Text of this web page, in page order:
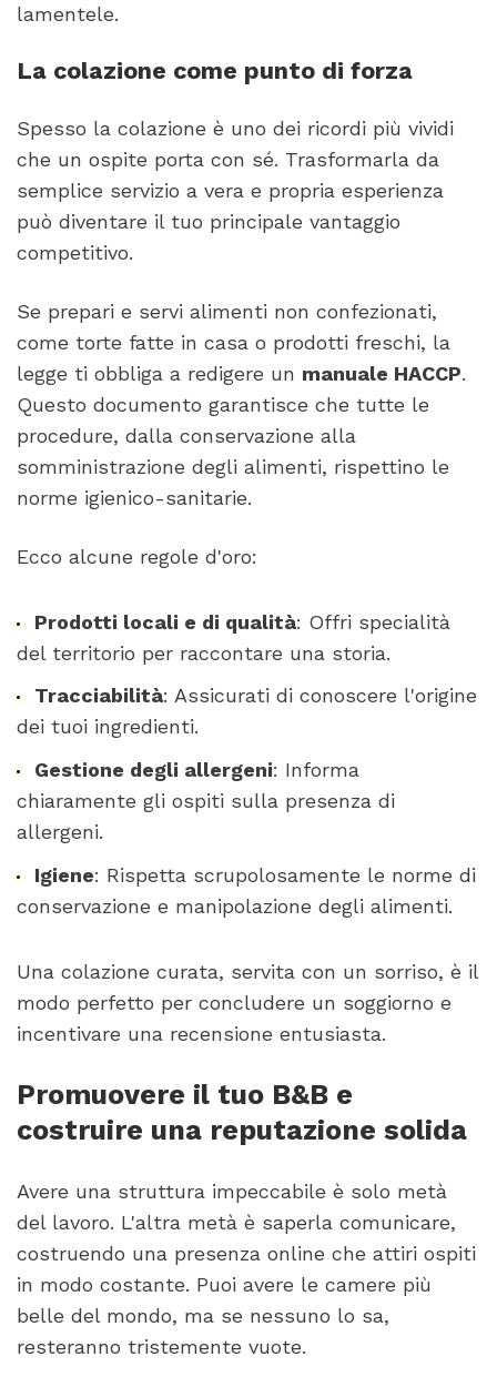
lamentele.
La colazione come punto di forza
Spesso la colazione è uno dei ricordi più vividi
che un ospite porta con sé. Trasformarla da
semplice servizio a vera e propria esperienza
può diventare il tuo principale vantaggio
competitivo.
Se prepari e servi alimenti non confezionati,
come torte fatte in casa o prodotti freschi, la
legge ti obbliga a redigere un manuale HACCP.
Questo documento garantisce che tutte le
procedure, dalla conservazione alla
somministrazione degli alimenti, rispettino le
norme igienico-sanitarie.
Ecco alcune regole d'oro:
Prodotti locali e di qualità: Offri specialità
del territorio per raccontare una storia.
Tracciabilità: Assicurati di conoscere l'origine
dei tuoi ingredienti.
Gestione degli allergeni: Informa
chiaramente gli ospiti sulla presenza di
allergeni.
Igiene: Rispetta scrupolosamente le norme di
conservazione e manipolazione degli alimenti.
Una colazione curata, servita con un sorriso, è il
modo perfetto per concludere un soggiorno e
incentivare una recensione entusiasta.
Promuovere il tuo B&B e
costruire una reputazione solida
Avere una struttura impeccabile è solo metà
del lavoro. L'altra metà è saperla comunicare,
costruendo una presenza online che attiri ospiti
in modo costante. Puoi avere le camere più
belle del mondo, ma se nessuno lo sa,
resteranno tristemente vuote.